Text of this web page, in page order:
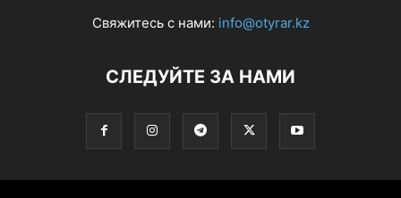
Свяжитесь с нами: info@otyrar.kz
СЛЕДУЙТЕ ЗА НАМИ